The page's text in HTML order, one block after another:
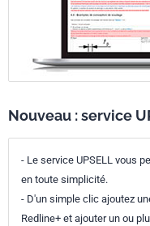
Nouveau : service
- Le service UPSELL vous
en toute simplicité.
- D'un simple clic ajoutez
Redline+ et ajouter un ou